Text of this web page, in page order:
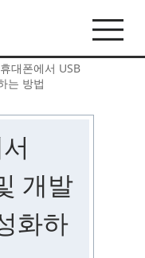
대폰에서 USB
는 방법
개발
화하